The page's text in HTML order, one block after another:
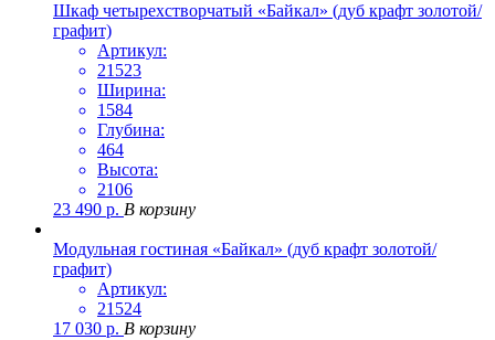
Шкаф четырехстворчатый «Байкал» (дуб крафт золотой/
графит)
Артикул:
21523
Ширина:
1584
Глубина:
464
Высота:
2106
23 490 р. В корзину
Модульная гостиная «Байкал» (дуб крафт золотой/
графит)
Артикул:
21524
17 030 р. В корзину